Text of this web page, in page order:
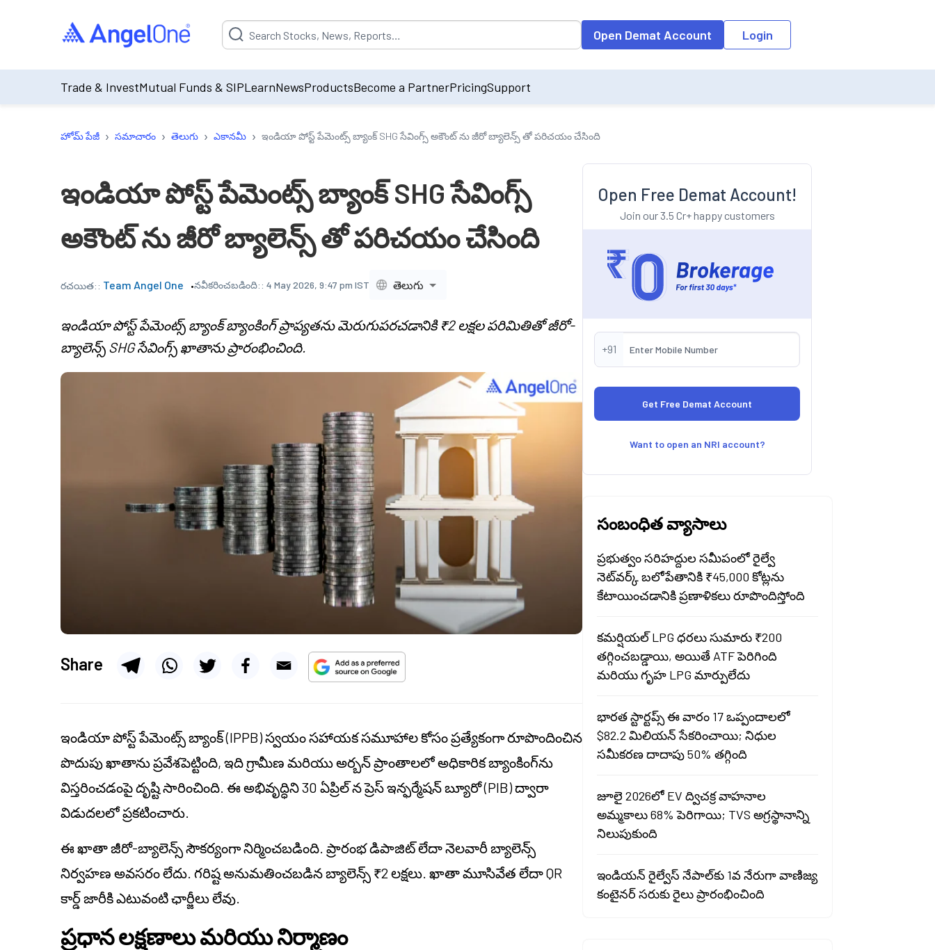
Suggestion will be populated by default on accessing the input field. On entering data into the input field, the suggestion list will be updated as per the
Open Demat Account Login
Trade & InvestMutual Funds & SIPLearnNewsProductsBecome a PartnerPricingSupport
హోమ్ పేజీ › సమాచారం › తెలుగు › ఎకానమీ › ఇండియా పోస్ట్ పేమెంట్స్ బ్యాంక్ SHG సేవింగ్స్ అకౌంట్ ను జీరో బ్యాలెన్స్ తో పరిచయం చేసింది
ఇండియా పోస్ట్ పేమెంట్స్ బ్యాంక్ SHG సేవింగ్స్
అకౌంట్ ను జీరో బ్యాలెన్స్ తో పరిచయం చేసింది
రచయిత:: Team Angel One నవీకరించబడింది:: 4 May 2026, 9:47 pm IST తెలుగు
ఇండియా పోస్ట్ పేమెంట్స్ బ్యాంక్ బ్యాంకింగ్ ప్రాప్యతను మెరుగుపరచడానికి ₹2 లక్షల పరిమితితో జీరో-
బ్యాలెన్స్ SHG సేవింగ్స్ ఖాతాను ప్రారంభించింది.
Share
ఇండియా పోస్ట్ పేమెంట్స్ బ్యాంక్ (IPPB) స్వయం సహాయక సమూహాల కోసం ప్రత్యేకంగా రూపొందించిన
పొదుపు ఖాతాను ప్రవేశపెట్టింది, ఇది గ్రామీణ మరియు అర్బన్ ప్రాంతాలలో అధికారిక బ్యాంకింగ్‌ను
విస్తరించడంపై దృష్టి సారించింది. ఈ అభివృద్ధిని 30 ఏప్రిల్ న ప్రెస్ ఇన్ఫర్మేషన్ బ్యూరో (PIB) ద్వారా
విడుదలలో ప్రకటించారు.
ఈ ఖాతా జీరో-బ్యాలెన్స్ సౌకర్యంగా నిర్మించబడింది. ప్రారంభ డిపాజిట్ లేదా నెలవారీ బ్యాలెన్స్
నిర్వహణ అవసరం లేదు. గరిష్ట అనుమతించబడిన బ్యాలెన్స్ ₹2 లక్షలు. ఖాతా మూసివేత లేదా QR
కార్డ్ జారీకి ఎటువంటి ఛార్జీలు లేవు.
ప్రధాన లక్షణాలు మరియు నిర్మాణం
Open Free Demat Account!
Join our 3.5 Cr+ happy customers
+91
Want to open an NRI account?
సంబంధిత వ్యాసాలు
ప్రభుత్వం సరిహద్దుల సమీపంలో రైల్వే
నెట్‌వర్క్ బలోపేతానికి ₹45,000 కోట్లను
కేటాయించడానికి ప్రణాళికలు రూపొందిస్తోంది
కమర్షియల్ LPG ధరలు సుమారు ₹200
తగ్గించబడ్డాయి, అయితే ATF పెరిగింది
మరియు గృహ LPG మార్పులేదు
భారత స్టార్టప్స్ ఈ వారం 17 ఒప్పందాలలో
$82.2 మిలియన్ సేకరించాయి; నిధుల
సమీకరణ దాదాపు 50% తగ్గింది
జూలై 2026లో EV ద్విచక్ర వాహనాల
అమ్మకాలు 68% పెరిగాయి; TVS అగ్రస్థానాన్ని
నిలుపుకుంది
ఇండియన్ రైల్వేస్ నేపాల్‌కు 1వ నేరుగా వాణిజ్య
కంటైనర్ సరుకు రైలు ప్రారంభించింది